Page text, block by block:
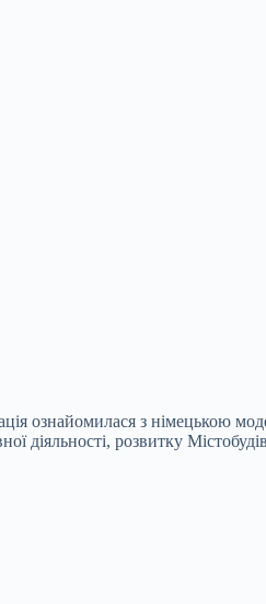
ознайомилася з німецькою
діяльності, розвитку